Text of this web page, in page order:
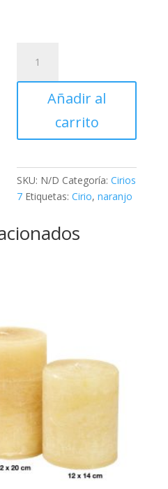
7x11
cantidad
Añadir al
carrito
SKU: N/D Categoría:Cirios
7 Etiquetas:Cirio,naranjo